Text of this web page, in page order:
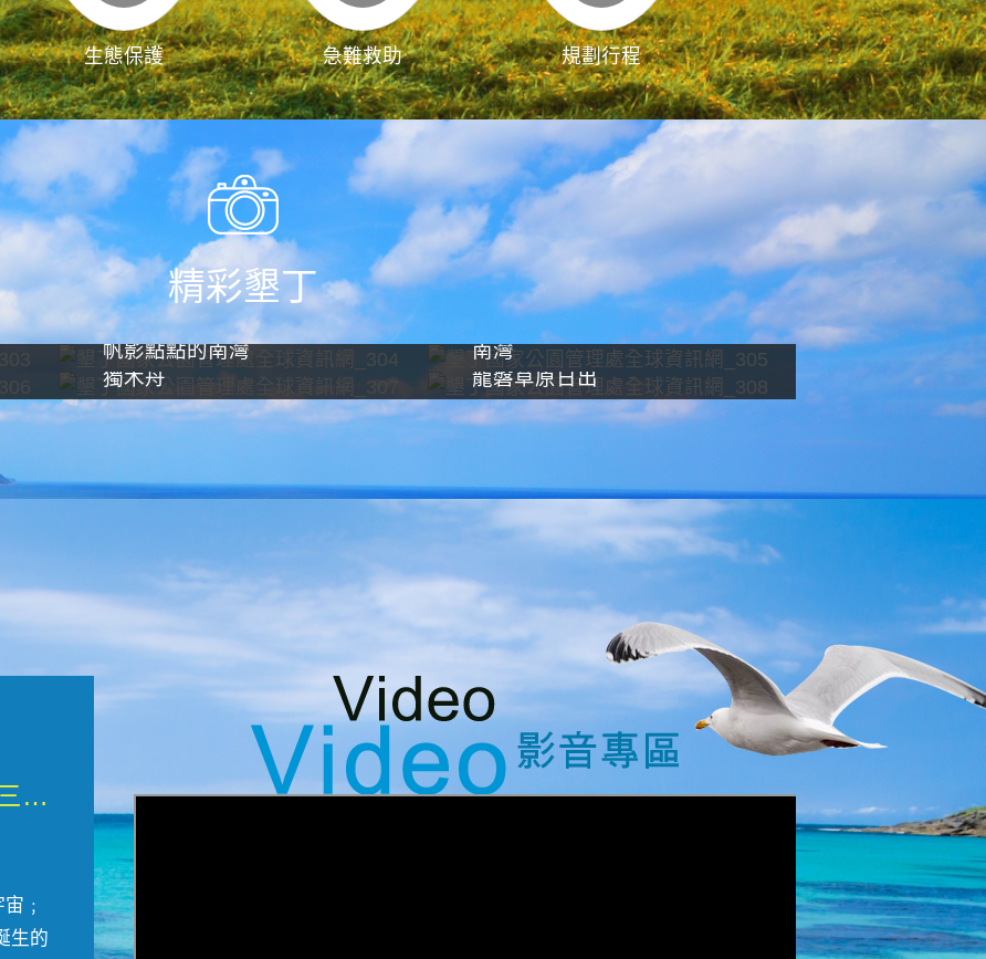
生態保護 急難救助 規劃行程 影像直播
精彩墾丁
帆影點點的南灣
南灣
獨木舟 龍磐草原日出
微觀墾丁三部曲 重生....
﹔
生的